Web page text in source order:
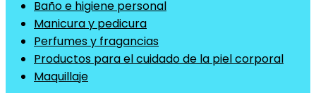
Baño e higiene personal
Manicura y pedicura
Perfumes y fragancias
Productos para el cuidado de la piel corporal
Maquillaje